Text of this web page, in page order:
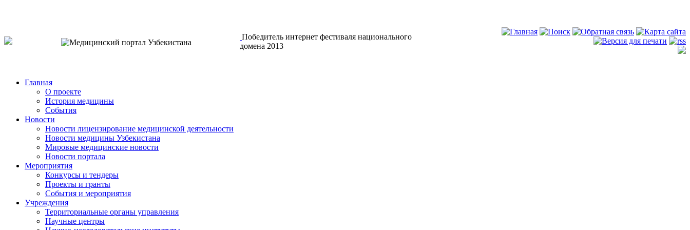
Победитель интернет фестиваля национального
домена 2013
Главная
О проекте
История медицины
События
Новости
Новости лицензирование медицинской деятельности
Новости медицины Узбекистана
Мировые медицинские новости
Новости портала
Мероприятия
Конкурсы и тендеры
Проекты и гранты
События и мероприятия
Учреждения
Территориальные органы управления
Научные центры